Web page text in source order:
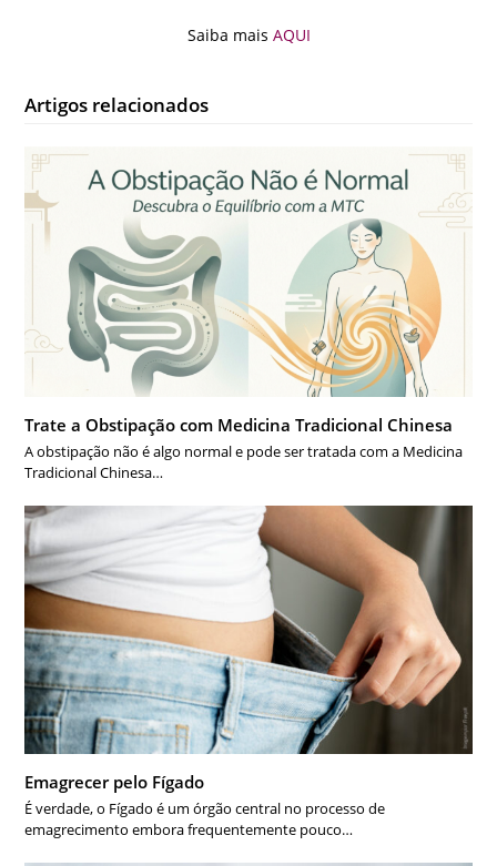
Saiba mais AQUI
Artigos relacionados
Trate a Obstipação com Medicina Tradicional Chinesa
A obstipação não é algo normal e pode ser tratada com a Medicina
Tradicional Chinesa…
Emagrecer pelo Fígado
É verdade, o Fígado é um órgão central no processo de
emagrecimento embora frequentemente pouco…